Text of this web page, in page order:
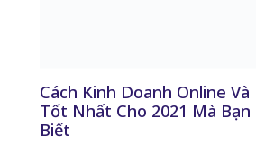
Cách Kinh Doanh Online
Tốt Nhất Cho 2021 Mà Bạn
Biết